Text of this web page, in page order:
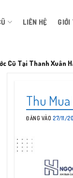
LIÊN HỆ GIỚI
Cũ Tại Thanh Xuân
Thu Mua
ĐĂNG VÀO27/11/